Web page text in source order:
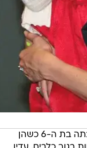
ביום שישי האחרון נצפו הולמס ובתה בת ה-6 כשהן